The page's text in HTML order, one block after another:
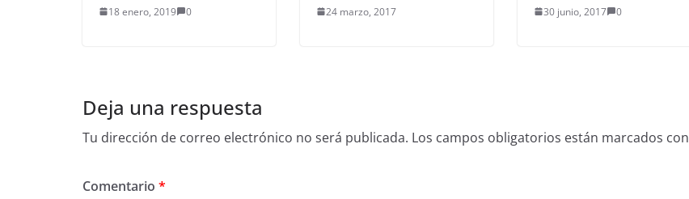
18 enero, 2019 0 24 marzo, 2017 30 junio, 2017 0
Deja una respuesta
Tu dirección de correo electrónico no será publicada. Los campos obligatorios están marcados con
Comentario *